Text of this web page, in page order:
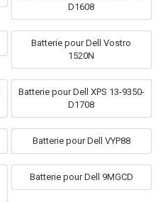
D1608
Batterie pour Dell Vostro
1520N
Batterie pour Dell XPS 13-9350-
D1708
Batterie pour Dell VYP88
Batterie pour Dell 9MGCD